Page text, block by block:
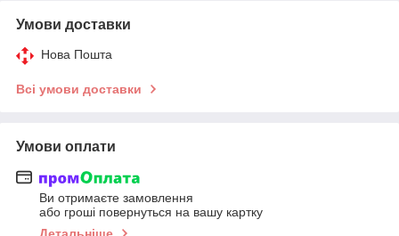
Умови доставки
Нова Пошта
Всі умови доставки
Умови оплати
Ви отримаєте замовлення
або гроші повернуться на вашу картку